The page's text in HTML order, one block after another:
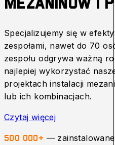
mezaninów i
Specjalizujemy się w
zespołami, nawet do 70
zespołu odgrywa ważną
najlepiej wykorzystać
projektach instalacji
lub ich kombinacjach.
Czytaj więcej
500 000+ — zainstalowane